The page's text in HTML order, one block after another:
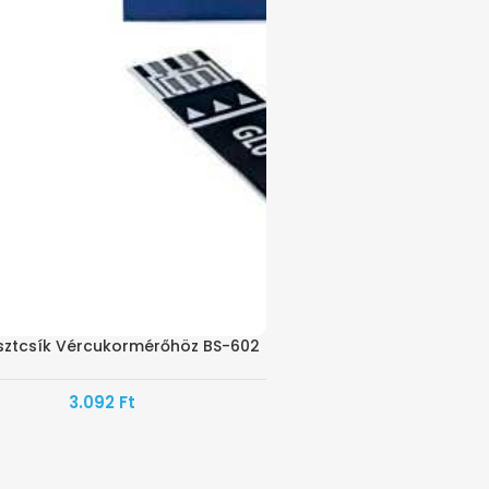
Vércukormérőhöz BS-602
3.092 Ft